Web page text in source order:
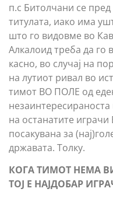
п.с Битолчани се
титулата, иако има
што го видовме во
Алкалоид треба да го
касно, во случај на
на лутиот ривал во
тимот ВО ПОЛЕ од
на останатите играчи
посакувана за
државата. Толку.
КОГА ТИМОТ НЕМА
ТОЈ Е НАЈДОБАР